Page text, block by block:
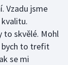
Vzadu jsme
to skvělé. Mohl
bych to trefit
se mi